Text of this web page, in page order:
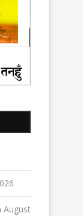
August